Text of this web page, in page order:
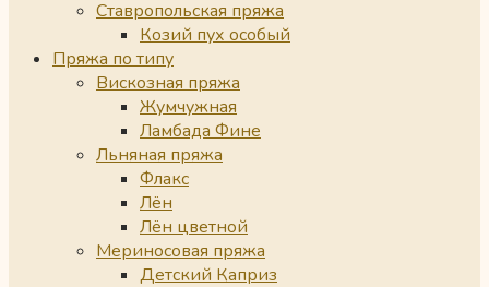
Ставропольская пряжа
Козий пух особый
Пряжа по типу
Вискозная пряжа
Жумчужная
Ламбада Фине
Льняная пряжа
Флакс
Лён
Лён цветной
Мериносовая пряжа
Детский Каприз